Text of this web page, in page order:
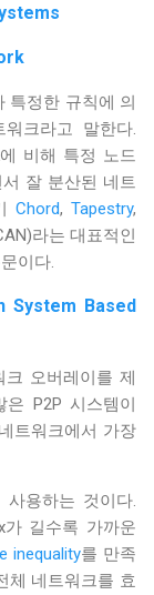
특정한 규칙에 의
크라고 말한다.
비해 특정 노드
잘 분산된 네트
Chord, Tapestry,
라는 대표적인
이다.
System Based
크 오버레이를 제
은 P2P 시스템이
트워크에서 가장
용하는 것이다.
길수록 가까운
inequality를 만족
체 네트워크를 효